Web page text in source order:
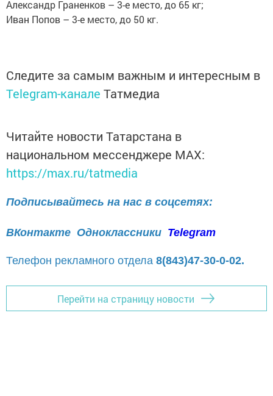
Александр Граненков – 3-е место, до 65 кг;
Иван Попов – 3-е место, до 50 кг.
Следите за самым важным и интересным в
Telegram-канале Татмедиа
Читайте новости Татарстана в
национальном мессенджере MАХ:
https://max.ru/tatmedia
Подписывайтесь на нас в соцсетях:
ВКонтакте Одноклассники Telegram
Телефон рекламного отдела 8(843)47-30-0-02.
Перейти на страницу новости